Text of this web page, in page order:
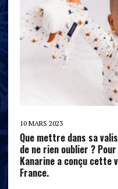
10 MARS 2023
Que mettre dans sa
de ne rien oublier ?
Kanarine a conçu cette
France.